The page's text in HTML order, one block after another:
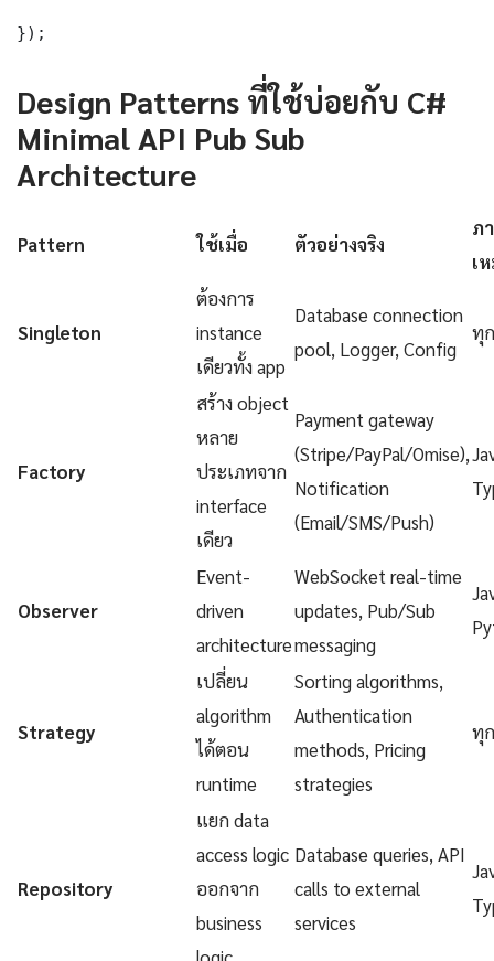
});
Design Patterns ที่ใช้บ่อยกับ C#
Minimal API Pub Sub
Architecture
Pattern ใช้เมื่อ ตัวอย่างจริง
ภ
เ
Singleton
ต้องการ
instance
เดียวทั้ง app
Database connection
pool, Logger, Config
ทุ
Factory
สร้าง object
หลาย
ประเภทจาก
interface
เดียว
Payment gateway
(Stripe/PayPal/Omise),
Notification
(Email/SMS/Push)
Observer
Event-
driven
architecture
WebSocket real-time
updates, Pub/Sub
messaging
Strategy
เปลี่ยน
algorithm
ได้ตอน
runtime
Sorting algorithms,
Authentication
methods, Pricing
strategies
ทุ
Repository
แยก data
access logic
ออกจาก
business
Database queries, API
calls to external
services